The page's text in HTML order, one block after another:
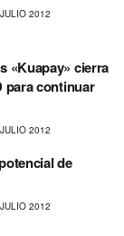
2012
«Kuapay» cierra
para continuar
2012
de
2012